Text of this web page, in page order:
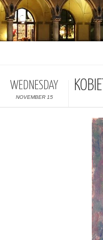
WEDNESDAY
NOVEMBER 15